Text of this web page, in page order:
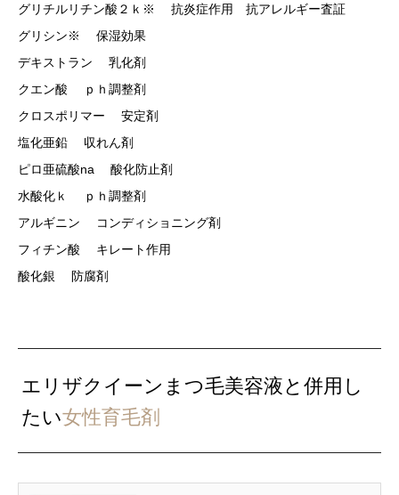
グリチルリチン酸２ｋ※ 抗炎症作用 抗アレルギー査証
グリシン※ 保湿効果
デキストラン 乳化剤
クエン酸 ｐｈ調整剤
クロスポリマー 安定剤
塩化亜鉛 収れん剤
ピロ亜硫酸na 酸化防止剤
水酸化ｋ ｐｈ調整剤
アルギニン コンディショニング剤
フィチン酸 キレート作用
酸化銀 防腐剤
エリザクイーンまつ毛美容液と併用し
たい女性育毛剤